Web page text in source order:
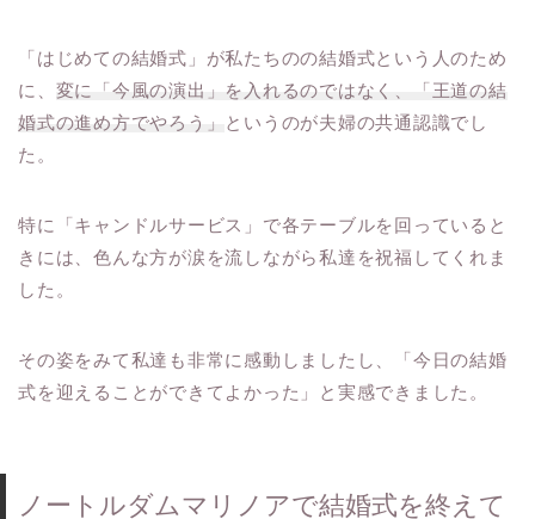
「はじめての結婚式」が私たちのの結婚式という人のため
に、 変に「今風の演出」を入れるのではなく、「王道の結
婚式の進め方でやろう」 というのが夫婦の共通認識でし
た。
特に「キャンドルサービス」で各テーブルを回っていると
きには、色んな方が涙を流しながら私達を祝福してくれま
した。
その姿をみて私達も非常に感動しましたし、「今日の結婚
式を迎えることができてよかった」と実感できました。
ノートルダムマリノアで結婚式を終えて